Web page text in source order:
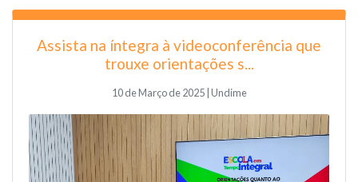
Assista na íntegra à videoconferência que
trouxe orientações s...
10 de Março de 2025 | Undime